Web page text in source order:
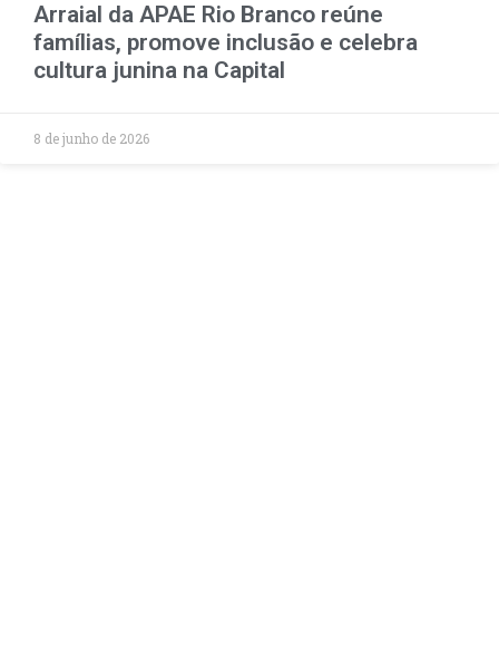
Arraial da APAE Rio Branco reúne
famílias, promove inclusão e celebra
cultura junina na Capital
8 de junho de 2026